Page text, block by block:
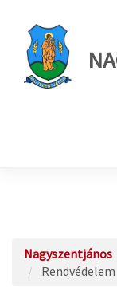
Nagyszentjános
Rendvédelem